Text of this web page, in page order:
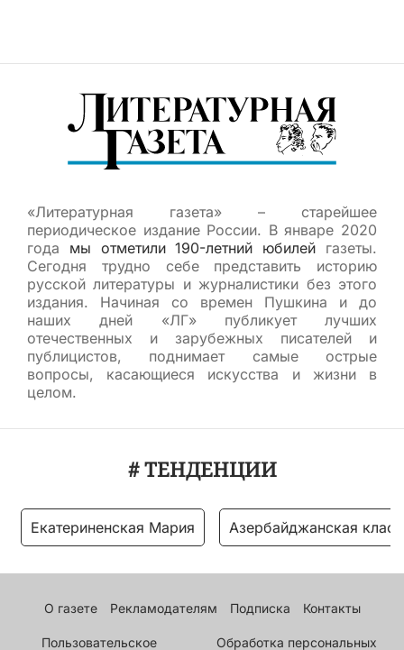
«Литературная газета» – старейшее
периодическое издание России. В январе 2020
года мы отметили 190-летний юбилей газеты.
Сегодня трудно себе представить историю
русской литературы и журналистики без этого
издания. Начиная со времен Пушкина и до
наших дней «ЛГ» публикует лучших
отечественных и зарубежных писателей и
публицистов, поднимает самые острые
вопросы, касающиеся искусства и жизни в
целом.
# ТЕНДЕНЦИИ
Екатериненская Мария Азербайджанская
О газете Рекламодателям Подписка Контакты
Пользовательское Обработка персональных